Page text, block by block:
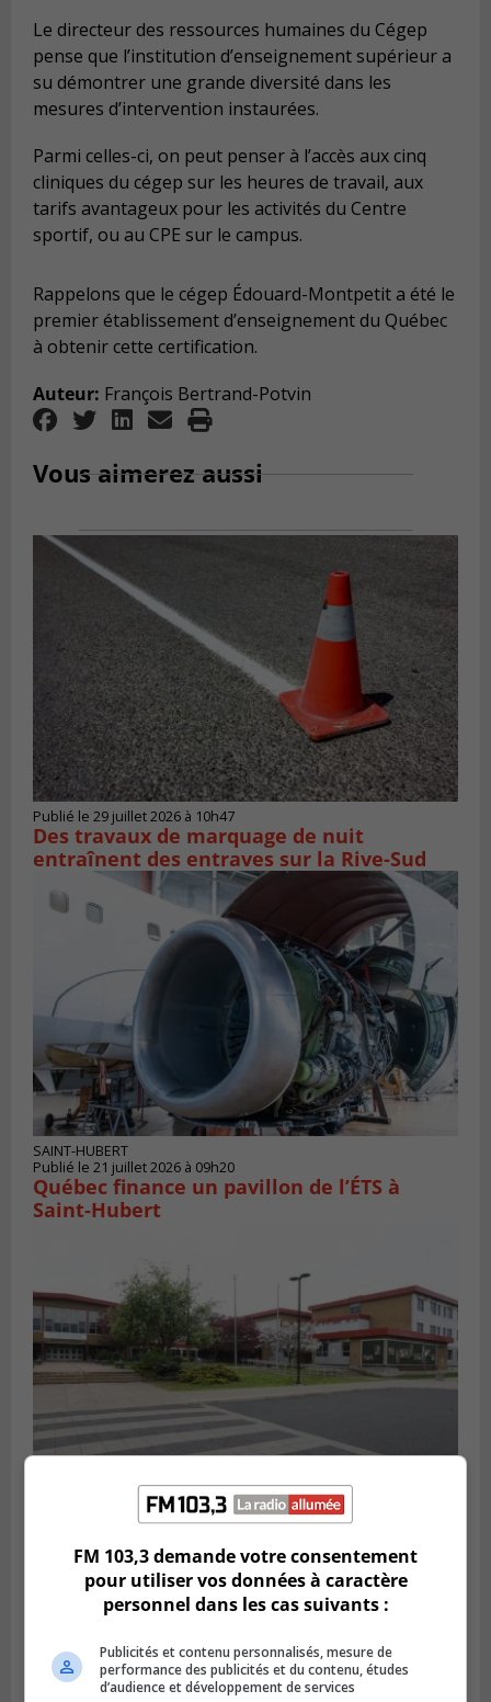
Le directeur des ressources humaines du Cégep
pense que l’institution d’enseignement supérieur a
su démontrer une grande diversité dans les
mesures d’intervention instaurées.
Parmi celles-ci, on peut penser à l’accès aux cinq
cliniques du cégep sur les heures de travail, aux
tarifs avantageux pour les activités du Centre
sportif, ou au CPE sur le campus.
Rappelons que le cégep Édouard-Montpetit a été le
premier établissement d’enseignement du Québec
à obtenir cette certification.
Auteur: François Bertrand-Potvin
Vous aimerez aussi
Publié le 29 juillet 2026 à 10h47
Des travaux de marquage de nuit
entraînent des entraves sur la Rive-Sud
SAINT-HUBERT
Publié le 21 juillet 2026 à 09h20
Québec finance un pavillon de l’ÉTS à
Saint‑Hubert
Publié le 18 juillet 2026 à 10h00
développer à Longueuil
FM 103,3 demande votre consentement
pour utiliser vos données à caractère
personnel dans les cas suivants :
Publicités et contenu personnalisés, mesure de
performance des publicités et du contenu, études
d’audience et développement de services